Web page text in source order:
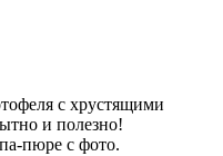
с хрустящими
и полезно!
пюре с фото.